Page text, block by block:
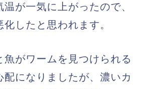
が一気に上がったので、
したと思われます。
魚がワームを見つけられる
配になりましたが、濃いカ